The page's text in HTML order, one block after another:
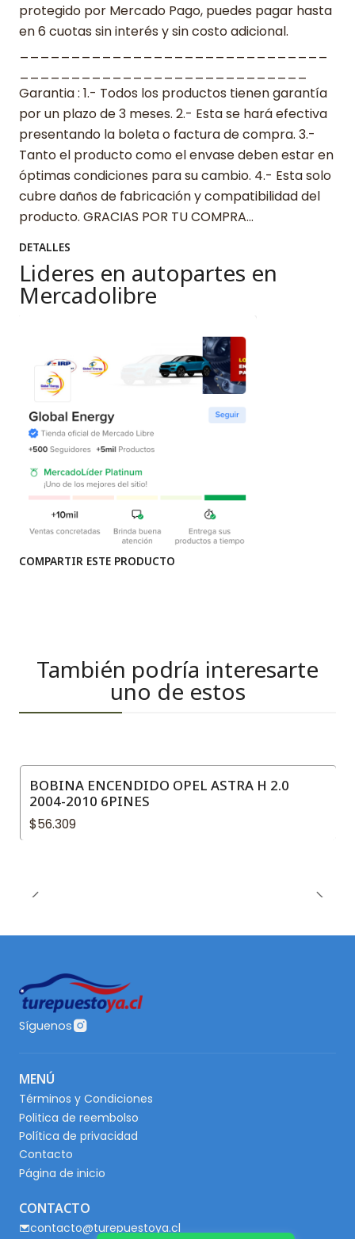
protegido por Mercado Pago, puedes pagar hasta
en 6 cuotas sin interés y sin costo adicional.
Garantia : 1.- Todos los productos tienen garantía
por un plazo de 3 meses. 2.- Esta se hará efectiva
presentando la boleta o factura de compra. 3.-
Tanto el producto como el envase deben estar en
óptimas condiciones para su cambio. 4.- Esta solo
cubre daños de fabricación y compatibilidad del
producto. GRACIAS POR TU COMPRA…
DETALLES
Lideres en autopartes en
Mercadolibre
COMPARTIR ESTE PRODUCTO
También podría interesarte
uno de estos
BOBINA ENCENDIDO OPEL ASTRA H 2.0
2004-2010 6PINES
$56.309
Síguenos
MENÚ
Términos y Condiciones
Politica de reembolso
Política de privacidad
Contacto
Página de inicio
CONTACTO
contacto@turepuestoya.cl